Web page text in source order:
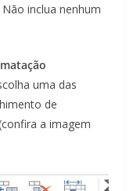
inclua nenhum
uma das
de
a imagem